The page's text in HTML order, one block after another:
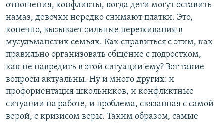
отношения, конфликты, когда дети могут оставить
намаз, девочки нередко снимают платки. Это,
конечно, вызывает сильные переживания в
мусульманских семьях. Как справиться с этим, как
правильно организовать общение с подростком,
как не навредить в этой ситуации ему? Вот такие
вопросы актуальны. Ну и много других: и
профориентация школьников, и конфликтные
ситуации на работе, и проблема, связанная с самой
верой, с кризисом веры. Таким образом, самые